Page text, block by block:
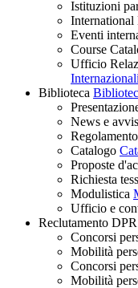
Istituzioni
International
Eventi
Course
Ufficio
Internazionali
Biblioteca
News e
Regolamento
Catalogo
Proposte
Richiesta
Modulistica
Ufficio e
Reclutamento
Concorsi
Mobilità
Concorsi
Mobilità